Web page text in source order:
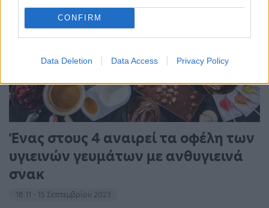
CONFIRM
Data Deletion Data Access Privacy Policy
Ένας στους 4 αναιρεί τα οφέλη των
υγιεινών γευμάτων με ανθυγιεινά
σνακ
18:11 - 15 Σεπτεμβρίου 2023